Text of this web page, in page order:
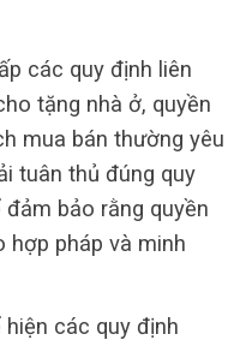
các quy định liên
tặng nhà ở, quyền
mua bán thường yêu
tuân thủ đúng quy
bảo rằng quyền
hợp pháp và minh
hiện các quy định